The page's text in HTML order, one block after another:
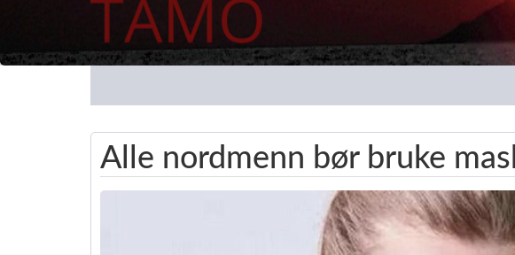
Alle nordmenn bør bruke